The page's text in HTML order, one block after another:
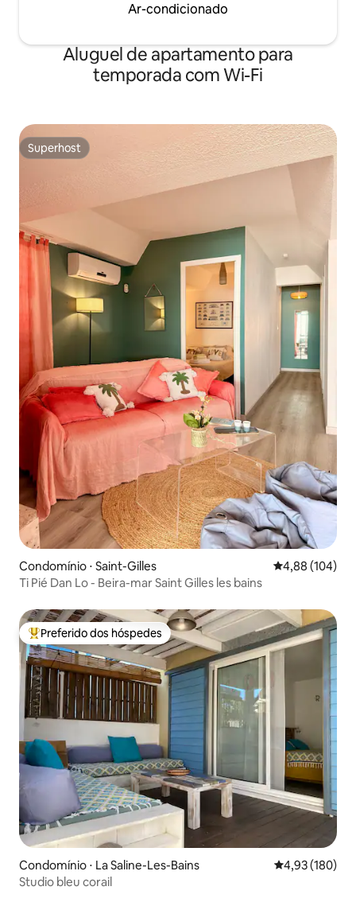
Ar-condicionado
Aluguel de apartamento para
temporada com Wi-Fi
Superhost
Superhost
Condomínio ⋅ Saint-Gilles 4,88 de uma
4,88 (104)
Ti Pié Dan Lo - Beira-mar Saint Gilles les bains
Entre os melhores preferidos dos hóspedes
Preferido dos hóspedes
Condomínio ⋅ La Saline-Les-Bains 4,93 de uma
4,93 (180)
Studio bleu corail